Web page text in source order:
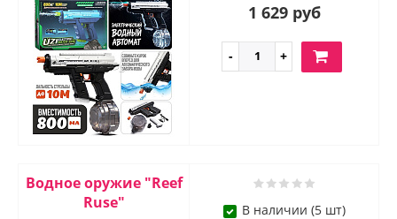
1 629 руб
Водное оружие "Reef
Ruse"
В наличии (5 шт)